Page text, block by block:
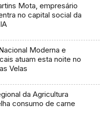
Mota, empresário
no capital social da
Moderna e
atuam esta noite no
Velas
da Agricultura
consumo de carne